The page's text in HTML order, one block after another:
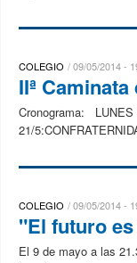
COLEGIO 09/05/2014 -
IIª
Cronograma: LUNES
21/
COLEGIO 09/05/2014 -
"El futuro
El 9 de mayo a las